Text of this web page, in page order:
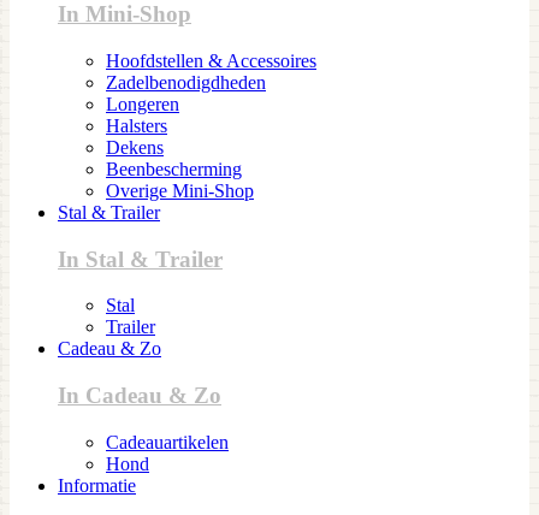
In Mini-Shop
Hoofdstellen & Accessoires
Zadelbenodigdheden
Longeren
Halsters
Dekens
Beenbescherming
Overige Mini-Shop
Stal & Trailer
In Stal & Trailer
Stal
Trailer
Cadeau & Zo
In Cadeau & Zo
Cadeauartikelen
Hond
Informatie